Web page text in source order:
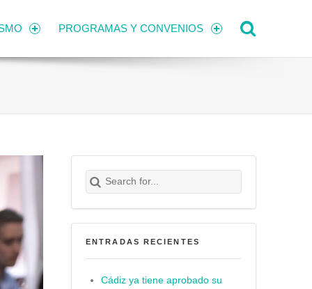
PROGRAMAS Y CONVENIOS
Search for:
Buscar
ENTRADAS RECIENTES
Cádiz ya tiene aprobado su